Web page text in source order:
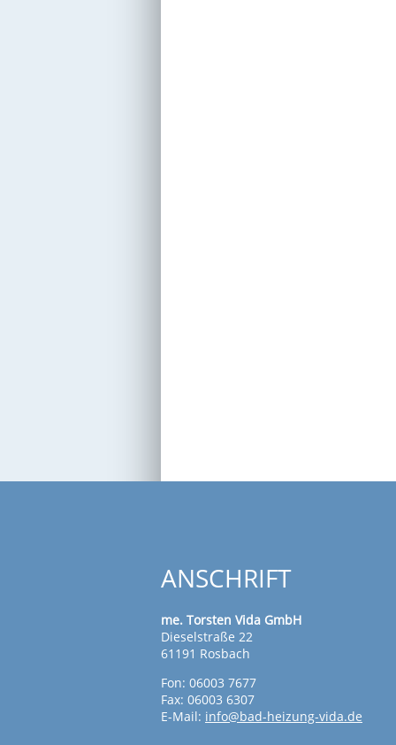
ANSCHRIFT
me. Torsten Vida GmbH
Dieselstraße 22
61191 Rosbach
Fon: 06003 7677
Fax: 06003 6307
E-Mail: info@bad-heizung-vida.de